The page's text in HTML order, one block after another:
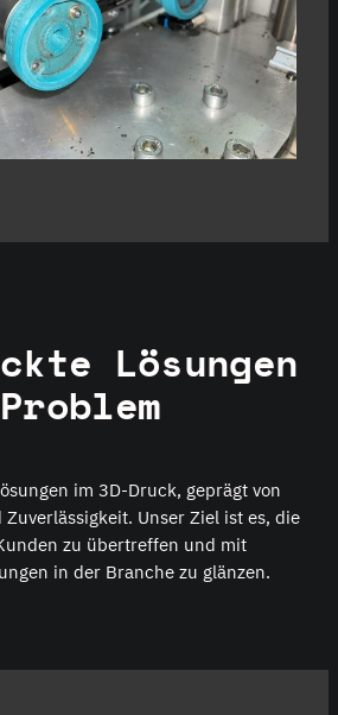
Lösungen
im 3D-Druck, geprägt von
Unser Ziel ist es, die
zu übertreffen und mit
in der Branche zu glänzen.